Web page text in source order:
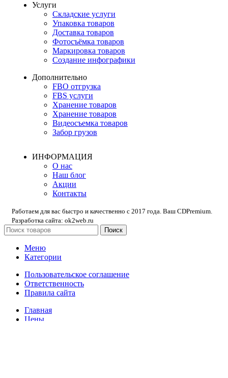
Услуги
Складские услуги
Упаковка товаров
Доставка товаров
Фотосъёмка товаров
Маркировка товаров
Создание инфографики
Дополнительно
FBO отгрузка
FBS услуги
Хранение товаров
Хранение товаров
Видеосъемка товаров
Забор грузов
ИНФОРМАЦИЯ
О нас
Наш блог
Акции
Контакты
Работаем для вас быстро и качественно с 2017 года. Ваш CDPremium.
Разработка сайта: ok2web.ru
Поиск
Меню
Категории
Пользовательское соглашение
Ответственность
Правила сайта
Главная
Цены